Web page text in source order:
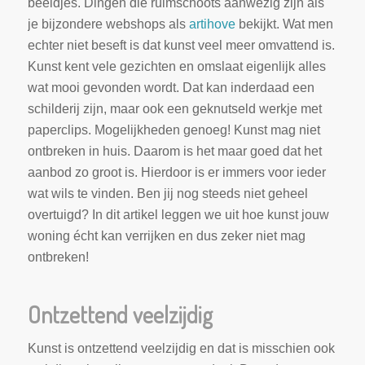
beeldjes. Dingen die ruimschoots aanwezig zijn als
je bijzondere webshops als artihovebekijkt. Wat men
echter niet beseft is dat kunst veel meer omvattend is.
Kunst kent vele gezichten en omslaat eigenlijk alles
wat mooi gevonden wordt. Dat kan inderdaad een
schilderij zijn, maar ook een geknutseld werkje met
paperclips. Mogelijkheden genoeg! Kunst mag niet
ontbreken in huis. Daarom is het maar goed dat het
aanbod zo groot is. Hierdoor is er immers voor ieder
wat wils te vinden. Ben jij nog steeds niet geheel
overtuigd? In dit artikel leggen we uit hoe kunst jouw
woning écht kan verrijken en dus zeker niet mag
ontbreken!
Ontzettend veelzijdig
Kunst is ontzettend veelzijdig en dat is misschien ook